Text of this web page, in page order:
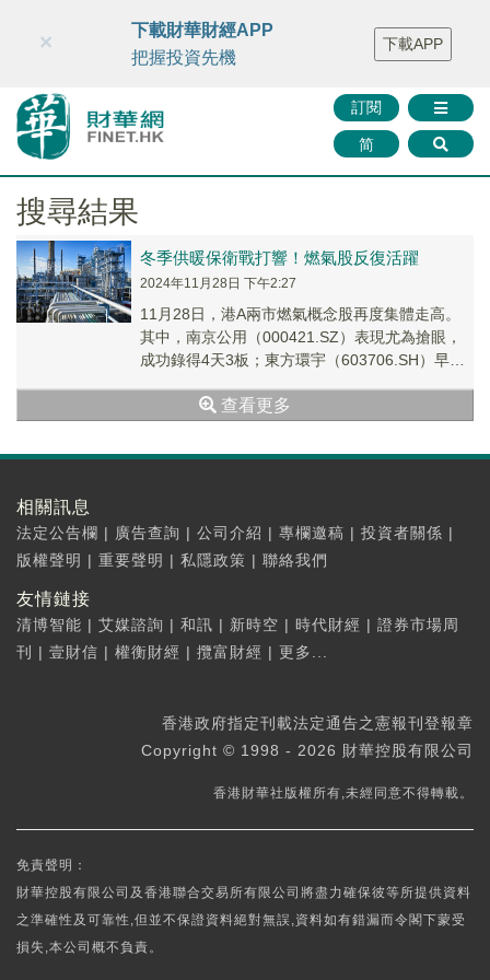
財華智庫網 FINTV FINMETA 財華證券 媒體矩陣
智庫沙龍
聯絡我們
訂閱
简
×
下載財華財經APP
把握投資先機
下載APP
搜尋結果
冬季供暖保衛戰打響！燃氣股反復活躍
2024年11月28日 下午2:27
11月28日，港A兩市燃氣概念股再度集體走高。
其中，南京公用（000421.SZ）表現尤為搶眼，
成功錄得4天3板；東方環宇（603706.SH）早盤
查看更多
相關訊息
法定公告欄 | 廣告查詢 | 公司介紹 | 專欄邀稿 | 投資者關係 |
版權聲明 | 重要聲明 | 私隱政策 | 聯絡我們
友情鏈接
清博智能 | 艾媒諮詢 | 和訊 | 新時空 | 時代財經 | 證券市場周
刊
| 壹財信 | 權衡財經 | 攬富財經 | 更多...
香港政府指定刊載法定通告之憲報刊登報章
Copyright © 1998 - 2026 財華控股有限公司
香港財華社版權所有,未經同意不得轉載。
免責聲明：
財華控股有限公司及香港聯合交易所有限公司將盡力確保彼等所提供資料
之準確性及可靠性,但並不保證資料絕對無誤,資料如有錯漏而令閣下蒙受
損失,本公司概不負責。